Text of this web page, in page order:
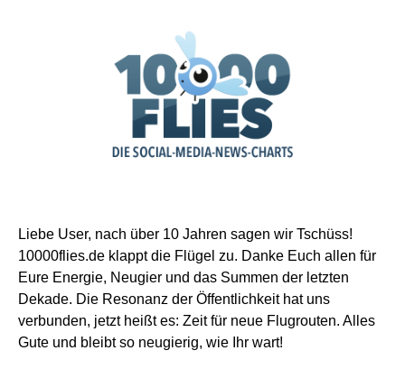
Liebe User, nach über 10 Jahren sagen wir Tschüss!
10000flies.de klappt die Flügel zu. Danke Euch allen für
Eure Energie, Neugier und das Summen der letzten
Dekade. Die Resonanz der Öffentlichkeit hat uns
verbunden, jetzt heißt es: Zeit für neue Flugrouten. Alles
Gute und bleibt so neugierig, wie Ihr wart!